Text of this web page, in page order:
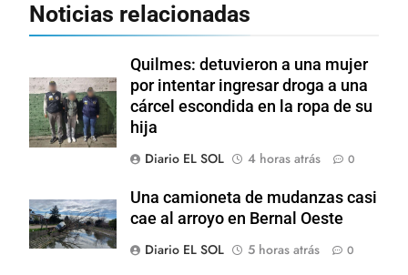
Noticias relacionadas
Quilmes: detuvieron a una mujer
por intentar ingresar droga a una
cárcel escondida en la ropa de su
hija
Diario EL SOL
4 horas atrás 0
Una camioneta de mudanzas casi
cae al arroyo en Bernal Oeste
Diario EL SOL
5 horas atrás 0